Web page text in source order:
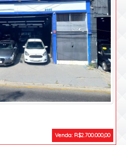
Venda: R$2.700.000,00